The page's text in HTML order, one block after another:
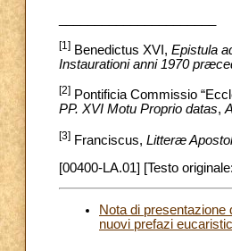
[1] Benedictus XVI, Epistula
Instaurationi anni 1970
[2] Pontificia Commissio
PP. XVI Motu Proprio datas,
[3] Franciscus, Litteræ
[00400-LA.01] [Testo
Nota di
nuovi prefazi